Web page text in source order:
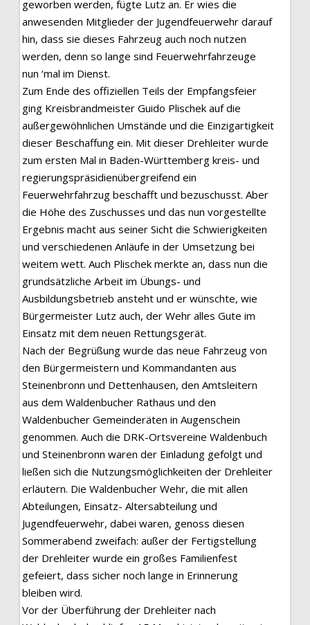
geworben werden, fügte Lutz an. Er wies die
anwesenden Mitglieder der Jugendfeuerwehr darauf
hin, dass sie dieses Fahrzeug auch noch nutzen
werden, denn so lange sind Feuerwehrfahrzeuge
nun ‘mal im Dienst.
Zum Ende des offiziellen Teils der Empfangsfeier
ging Kreisbrandmeister Guido Plischek auf die
außergewöhnlichen Umstände und die Einzigartigkeit
dieser Beschaffung ein. Mit dieser Drehleiter wurde
zum ersten Mal in Baden-Württemberg kreis- und
regierungspräsidienübergreifend ein
Feuerwehrfahrzug beschafft und bezuschusst. Aber
die Höhe des Zuschusses und das nun vorgestellte
Ergebnis macht aus seiner Sicht die Schwierigkeiten
und verschiedenen Anläufe in der Umsetzung bei
weitem wett. Auch Plischek merkte an, dass nun die
grundsätzliche Arbeit im Übungs- und
Ausbildungsbetrieb ansteht und er wünschte, wie
Bürgermeister Lutz auch, der Wehr alles Gute im
Einsatz mit dem neuen Rettungsgerät.
Nach der Begrüßung wurde das neue Fahrzeug von
den Bürgermeistern und Kommandanten aus
Steinenbronn und Dettenhausen, den Amtsleitern
aus dem Waldenbucher Rathaus und den
Waldenbucher Gemeinderäten in Augenschein
genommen. Auch die DRK-Ortsvereine Waldenbuch
und Steinenbronn waren der Einladung gefolgt und
ließen sich die Nutzungsmöglichkeiten der Drehleiter
erläutern. Die Waldenbucher Wehr, die mit allen
Abteilungen, Einsatz- Altersabteilung und
Jugendfeuerwehr, dabei waren, genoss diesen
Sommerabend zweifach: außer der Fertigstellung
der Drehleiter wurde ein großes Familienfest
gefeiert, dass sicher noch lange in Erinnerung
bleiben wird.
Vor der Überführung der Drehleiter nach